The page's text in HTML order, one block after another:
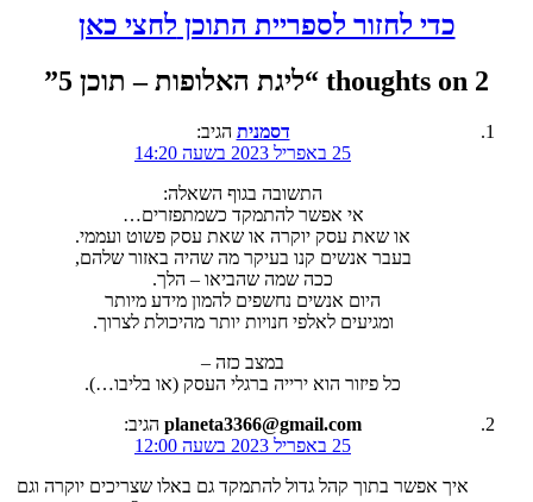
כדי לחזור לספריית התוכן לחצי כאן
2 thoughts on “
ליגת האלופות – תוכן 5 ”
דסמנית הגיב:
25 באפריל 2023 בשעה 14:20
התשובה בגוף השאלה:
אי אפשר להתמקד כשמתפזרים…
או שאת עסק יוקרה או שאת עסק פשוט ועממי.
בעבר אנשים קנו בעיקר מה שהיה באזור שלהם,
ככה שמה שהביאו – הלך.
היום אנשים נחשפים להמון מידע מיותר
ומגיעים לאלפי חנויות יותר מהיכולת לצרוך.
במצב כזה –
כל פיזור הוא ירייה ברגלי העסק (או בליבו…).
planeta3366@gmail.com הגיב:
25 באפריל 2023 בשעה 12:00
איך אפשר בתוך קהל גדול להתמקד גם באלו שצריכים יוקרה וגם